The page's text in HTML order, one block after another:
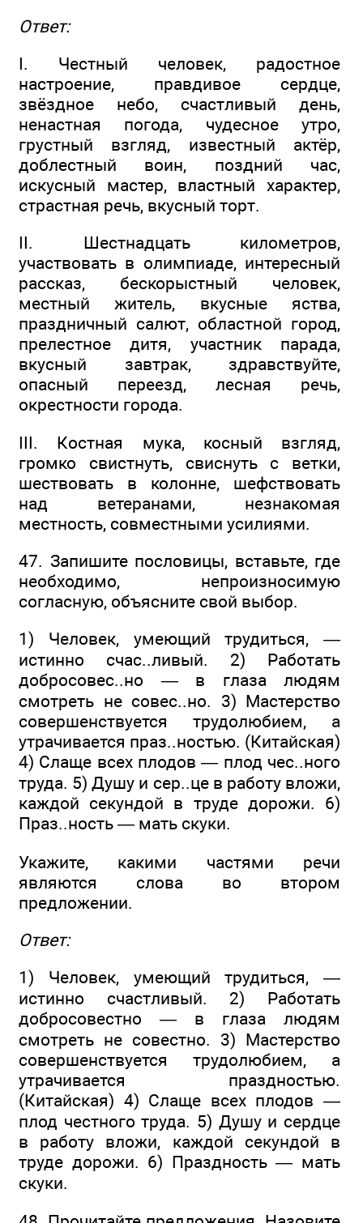
Ответ:
I. Честный человек, радостное
настроение, правдивое сердце,
звёздное небо, счастливый день,
ненастная погода, чудесное утро,
грустный взгляд, известный актёр,
доблестный воин, поздний час,
искусный мастер, властный характер,
страстная речь, вкусный торт.
II. Шестнадцать километров,
участвовать в олимпиаде, интересный
рассказ, бескорыстный человек,
местный житель, вкусные яства,
праздничный салют, областной город,
прелестное дитя, участник парада,
вкусный завтрак, здравствуйте,
опасный переезд, лесная речь,
окрестности города.
III. Костная мука, косный взгляд,
громко свистнуть, свиснуть с ветки,
шествовать в колонне, шефствовать
над ветеранами, незнакомая
местность, совместными усилиями.
47. Запишите пословицы, вставьте, где
необходимо, непроизносимую
согласную, объясните свой выбор.
1) Человек, умеющий трудиться, —
истинно счас..ливый. 2) Работать
добросовес..но — в глаза людям
смотреть не совес..но. 3) Мастерство
совершенствуется трудолюбием, а
утрачивается праз..ностью. (Китайская)
4) Слаще всех плодов — плод чес..ного
труда. 5) Душу и сер..це в работу вложи,
каждой секундой в труде дорожи. 6)
Праз..ность — мать скуки.
Укажите, какими частями речи
являются слова во втором
предложении.
Ответ:
1) Человек, умеющий трудиться, —
истинно счастливый. 2) Работать
добросовестно — в глаза людям
смотреть не совестно. 3) Мастерство
совершенствуется трудолюбием, а
утрачивается праздностью.
(Китайская) 4) Слаще всех плодов —
плод честного труда. 5) Душу и сердце
в работу вложи, каждой секундой в
труде дорожи. 6) Праздность — мать
скуки.